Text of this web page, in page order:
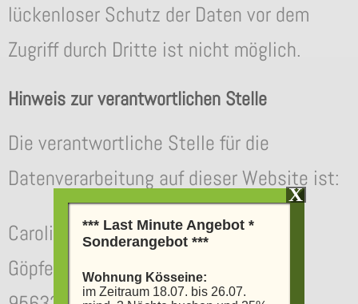
lückenloser Schutz der Daten vor dem
Zugriff durch Dritte ist nicht möglich.
Hinweis zur verantwortlichen Stelle
Die verantwortliche Stelle für die
Datenverarbeitung auf dieser Website ist:
Carolin und Jörg Kammerer GbR
Göpfersgrün 48
*** Last Minute Angebot *
Sonderangebot ***
Wohnung Kösseine:
im Zeitraum 18.07. bis 26.07.
X